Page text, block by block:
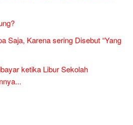
Saja, Karena sering Disebut “Yang
ketika Libur Sekolah